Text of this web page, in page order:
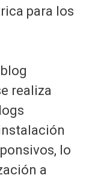
para los
realiza
lo
a